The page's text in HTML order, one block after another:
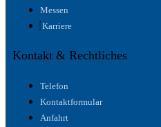
Messen
Karriere
Kontakt & Rechtliches
Telefon
Kontaktformular
Anfahrt